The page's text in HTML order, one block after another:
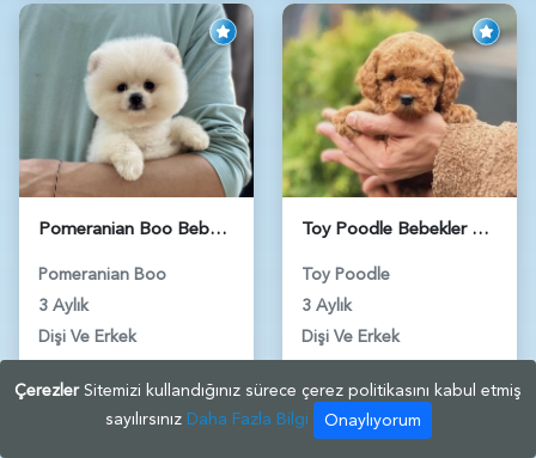
Çerezler Sitemizi kullandığınız sürece çerez politikasını kabul etmiş
sayılırsınız Daha Fazla Bilgi Onaylıyorum
Pomeranian Boo Bebekler 2 Aylıklar - 6021
Pomeranian Boo
3 Aylık
Dişi Ve Erkek
GÜVENILIR ÜYE
/ Beykoz
Toy Poodle Bebekler Yuva Arıyor - 5970
Toy Poodle
3 Aylık
Dişi Ve Erkek
İstanbul / Beykoz